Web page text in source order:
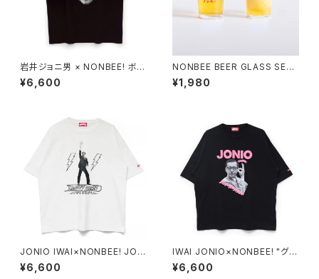
岩井ジョニ男 × NONBEE! ボウ
イ風 COLLAB TEE black/ne
on-pink
¥6,600
NONBEE BEER GLASS SET
(okaeri/nonbee)
¥1,980
JONIO IWAI×NONBEE! JOH
NNY NIGHT FEVER TEE whi
te/black
¥6,600
IWAI JONIO×NONBEE! "グッ
チバー" TEE black
¥6,600